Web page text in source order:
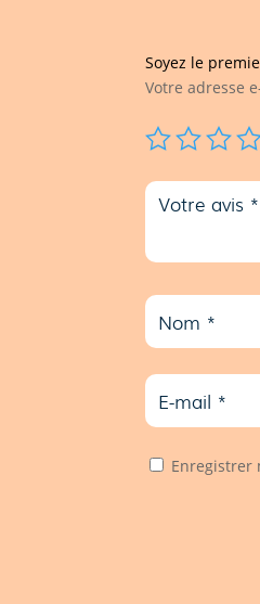
Soyez le
Votre adresse
Enregistrer